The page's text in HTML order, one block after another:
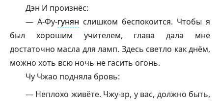
Дэн И произнёс:
— А-Фу-гунян слишком беспокоится. Чтобы я
был хорошим учителем, глава дала мне
достаточно масла для ламп. Здесь светло как днём,
можно хоть всю ночь не гасить огонь.
Чу Чжао подняла бровь:
— Неплохо живёте. Чжу-эр, у вас, должно быть,